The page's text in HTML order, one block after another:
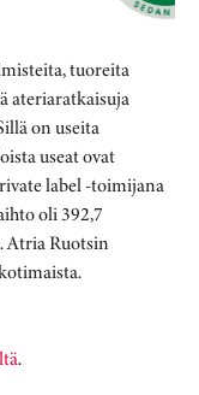
tuoreita
ateriaratkaisuja
on useita
useat ovat
label -toimijana
oli 392,7
Atria Ruotsin
.